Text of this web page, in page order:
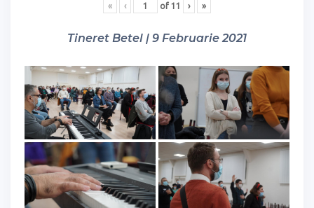
« ‹ of 11 › »
Tineret Betel | 9 Februarie 2021